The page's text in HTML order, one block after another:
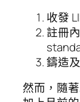
收發
註冊
鑄造
然而，隨